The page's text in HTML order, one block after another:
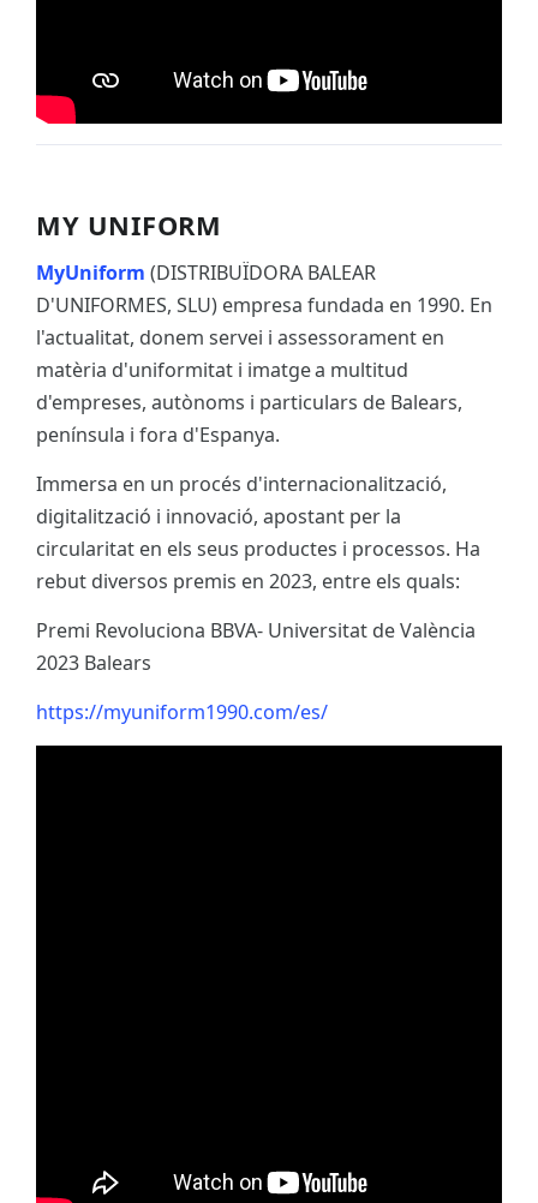
MY UNIFORM
MyUniform (DISTRIBUÏDORA BALEAR
D'UNIFORMES, SLU) empresa fundada en 1990. En
l'actualitat, donem servei i assessorament en
matèria d'uniformitat i imatge a multitud
d'empreses, autònoms i particulars de Balears,
península i fora d'Espanya.
Immersa en un procés d'internacionalització,
digitalització i innovació, apostant per la
circularitat en els seus productes i processos. Ha
rebut diversos premis en 2023, entre els quals:
Premi Revoluciona BBVA- Universitat de València
2023 Balears
https://myuniform1990.com/es/